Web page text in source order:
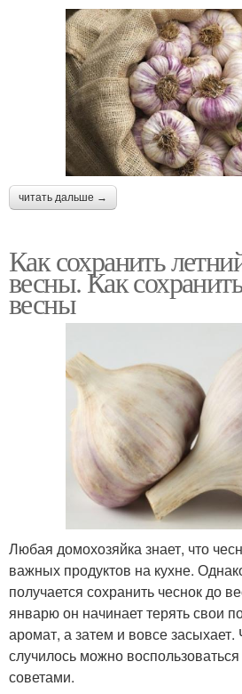
читать дальше →
Как сохранить
весны. Как
весны
Любая домохозяйка знает, что
важных продуктов на кухне.
получается сохранить чеснок до
январю он начинает терять свои
аромат, а затем и вовсе засыхает.
случилось можно
советами.